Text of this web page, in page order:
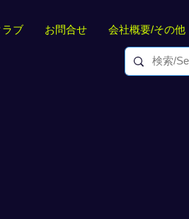
ラブ お問合せ 会社概要/その他